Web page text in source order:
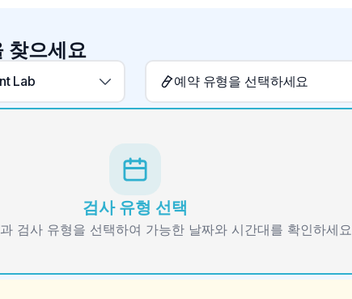
찾으세요
Lab 예약 유형을 선택하세요
검사 유형 선택
검사 유형을 선택하여 가능한 날짜와 시간대를 확인하세요